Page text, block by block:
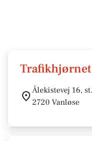
Trafikhjørnet
Ålekistevej 16,
2720 Vanløse